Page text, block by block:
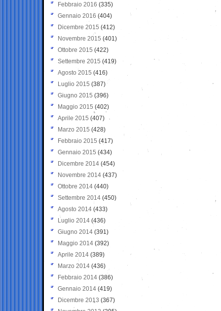
Febbraio 2016 (335)
Gennaio 2016 (404)
Dicembre 2015 (412)
Novembre 2015 (401)
Ottobre 2015 (422)
Settembre 2015 (419)
Agosto 2015 (416)
Luglio 2015 (387)
Giugno 2015 (396)
Maggio 2015 (402)
Aprile 2015 (407)
Marzo 2015 (428)
Febbraio 2015 (417)
Gennaio 2015 (434)
Dicembre 2014 (454)
Novembre 2014 (437)
Ottobre 2014 (440)
Settembre 2014 (450)
Agosto 2014 (433)
Luglio 2014 (436)
Giugno 2014 (391)
Maggio 2014 (392)
Aprile 2014 (389)
Marzo 2014 (436)
Febbraio 2014 (386)
Gennaio 2014 (419)
Dicembre 2013 (367)